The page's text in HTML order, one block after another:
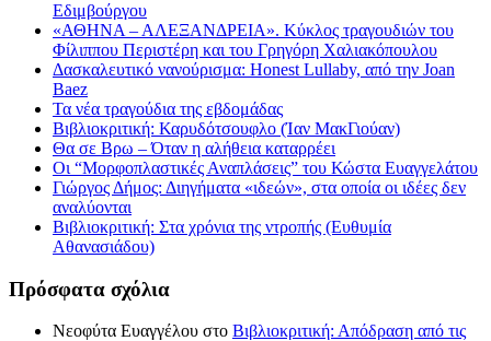
Εδιμβούργου
«ΑΘΗΝΑ – ΑΛΕΞΑΝΔΡΕΙΑ». Κύκλος τραγουδιών του
Φίλιππου Περιστέρη και του Γρηγόρη Χαλιακόπουλου
Δασκαλευτικό νανούρισμα: Honest Lullaby, από την Joan
Baez
Τα νέα τραγούδια της εβδομάδας
Βιβλιοκριτική: Καρυδότσουφλο (Ίαν ΜακΓιούαν)
Θα σε Βρω – Όταν η αλήθεια καταρρέει
Οι “Μορφοπλαστικές Αναπλάσεις” του Κώστα Ευαγγελάτου
Γιώργος Δήμος: Διηγήματα «ιδεών», στα οποία οι ιδέες δεν
αναλύονται
Βιβλιοκριτική: Στα χρόνια της ντροπής (Ευθυμία
Αθανασιάδου)
Πρόσφατα σχόλια
Νεοφύτα Ευαγγέλου στο Βιβλιοκριτική: Απόδραση από τις